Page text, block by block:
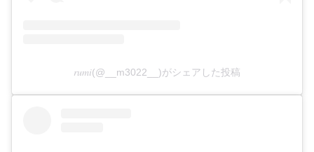
𝑟𝑢𝑚𝑖(@__m3022__)がシェアした投稿